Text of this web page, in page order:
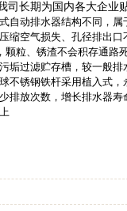
司长期为国内各大企业
自动排水器结构不同，
缩空气损失、孔径排出
颗粒、锈渣不会积存通路
垢过滤贮存槽，较一般
不锈钢铁杆采用植入式
排放次数，增长排水器